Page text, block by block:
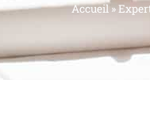
Accueil »